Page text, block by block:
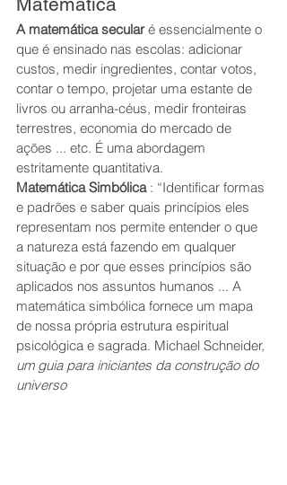
A matemática secular é essencialmente o
que é ensinado nas escolas: adicionar
custos, medir ingredientes, contar votos,
contar o tempo, projetar uma estante de
livros ou arranha-céus, medir fronteiras
terrestres, economia do mercado de
ações ... etc. É uma abordagem
estritamente quantitativa.
Matemática Simbólica : “Identificar formas
e padrões e saber quais princípios eles
representam nos permite entender o que
a natureza está fazendo em qualquer
situação e por que esses princípios são
aplicados nos assuntos humanos ... A
matemática simbólica fornece um mapa
de nossa própria estrutura espiritual
psicológica e sagrada. Michael Schneider,
um guia para iniciantes da construção do
universo